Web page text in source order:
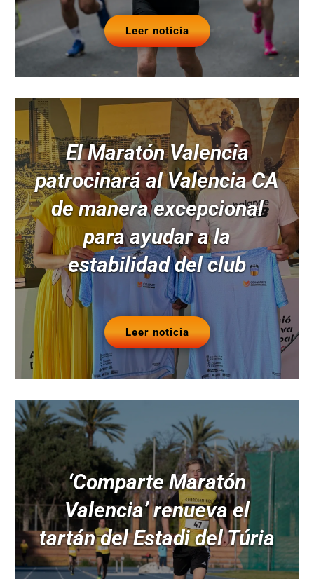
Leer noticia
El Maratón Valencia
patrocinará al Valencia CA
de manera excepcional
para ayudar a la
estabilidad del club
Leer noticia
‘Comparte Maratón
Valencia’ renueva el
tartán del Estadi del Túria